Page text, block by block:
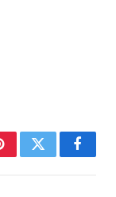
فيسبوكتويتر